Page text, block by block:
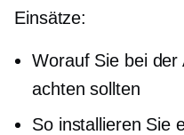
Einsätze:
Worauf Sie bei der
achten sollten
So installieren Sie